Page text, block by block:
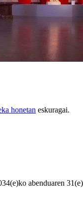
honetan eskuragai.
abenduaren